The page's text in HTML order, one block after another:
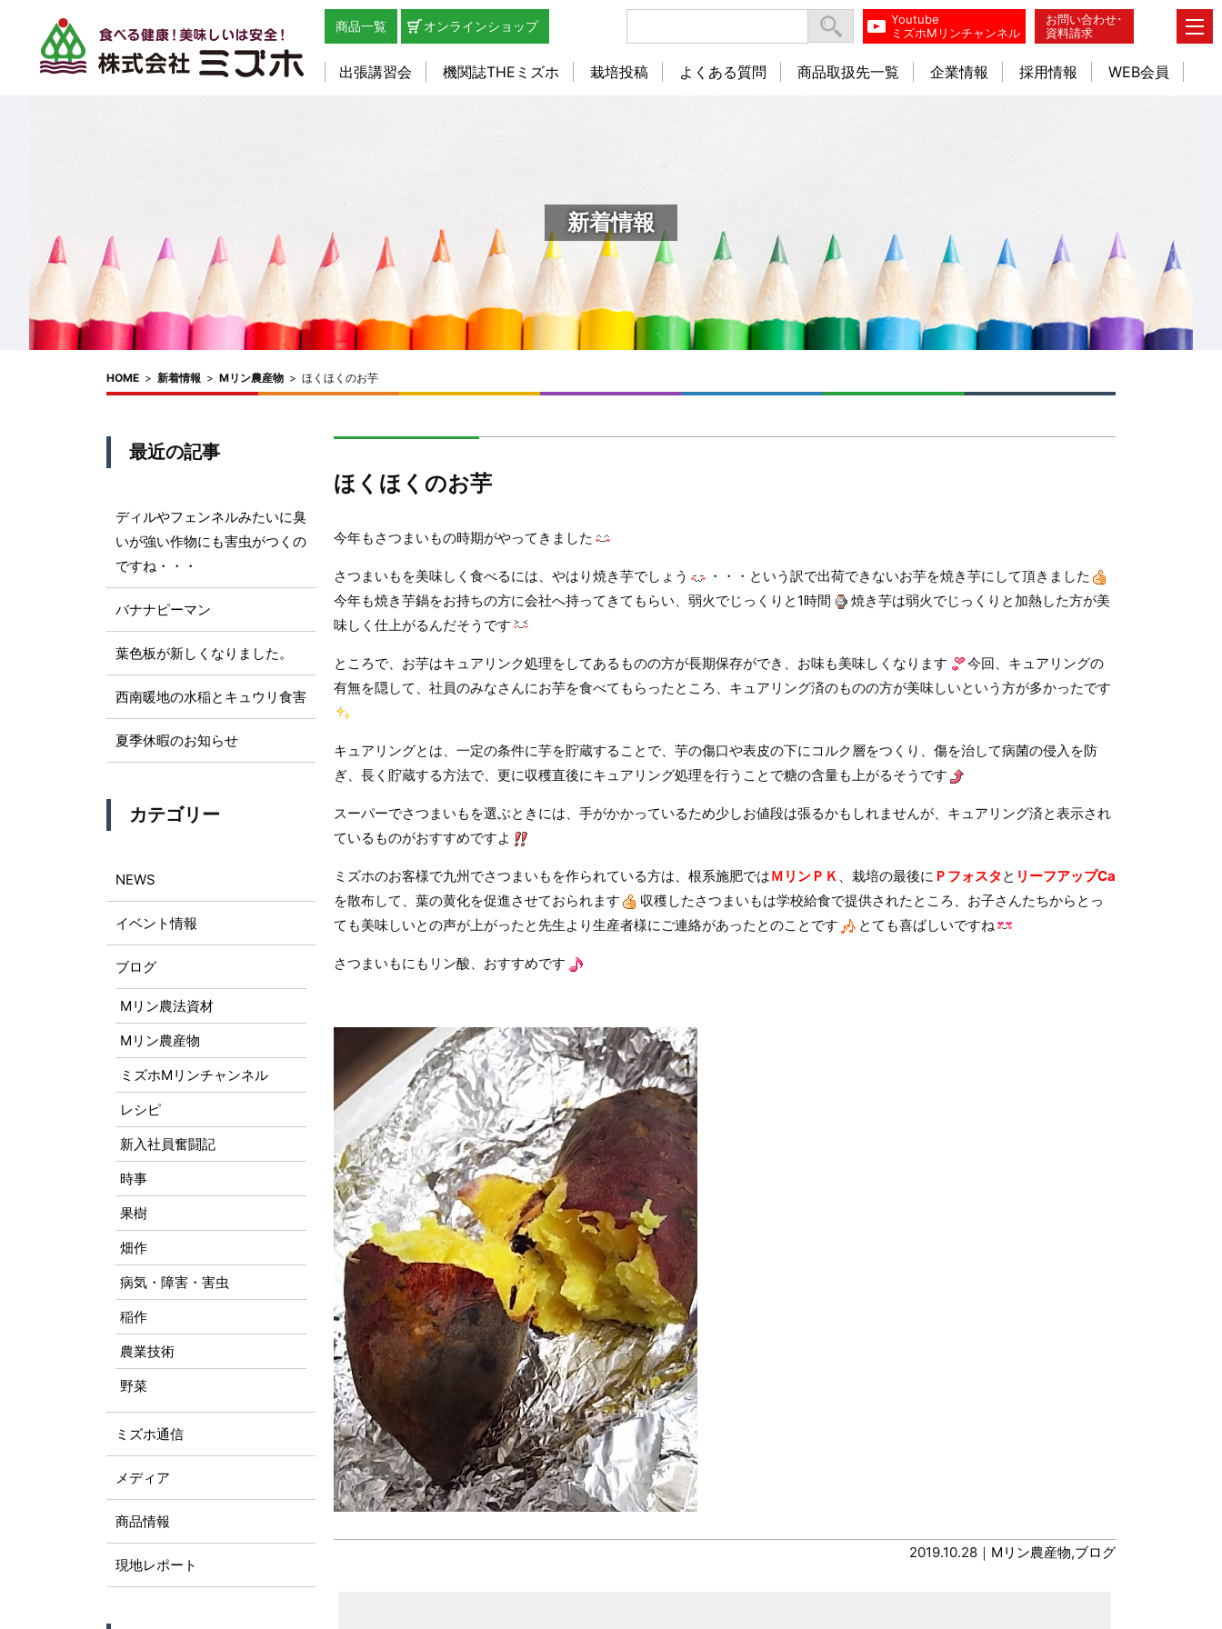
お問い合わせ･
資料請求
Youtube
ミズホMリンチャンネル
商品一覧 オンラインショップ
出張講習会 機関誌THEミズホ 栽培投稿 よくある質問 商品取扱先一覧 企業情報 採用情報 WEB会員
新着情報
HOME > 新着情報 > Mリン農産物 > ほくほくのお芋
ほくほくのお芋
今年もさつまいもの時期がやってきました
さつまいもを美味しく食べるには、やはり焼き芋でしょう
・・・という訳で出荷できないお芋を焼き芋にして頂きました
今年も焼き芋鍋をお持ちの方に会社へ持ってきてもらい、弱火でじっくりと1時間
焼き芋は弱火でじっくりと加熱した方が美
味しく仕上がるんだそうです
ところで、お芋はキュアリンク処理をしてあるものの方が長期保存ができ、お味も美味しくなります
今回、キュアリングの
有無を隠して、社員のみなさんにお芋を食べてもらったところ、キュアリング済のものの方が美味しいという方が多かったです
キュアリングとは、一定の条件に芋を貯蔵することで、芋の傷口や表皮の下にコルク層をつくり、傷を治して病菌の侵入を防
ぎ、長く貯蔵する方法で、更に収穫直後にキュアリング処理を行うことで糖の含量も上がるそうです
スーパーでさつまいもを選ぶときには、手がかかっているため少しお値段は張るかもしれませんが、キュアリング済と表示され
ているものがおすすめですよ
ミズホのお客様で九州でさつまいもを作られている方は、根系施肥ではＭリンＰＫ 、栽培の最後に Ｐフォスタ と リーフアップCa
を散布して、葉の黄化を促進させておられます
収穫したさつまいもは学校給食で提供されたところ、お子さんたちからとっ
ても美味しいとの声が上がったと先生より生産者様にご連絡があったとのことです
とても喜ばしいですね
さつまいもにもリン酸、おすすめです
2019.10.28｜ Mリン農産物,ブログ
最近の記事
ディルやフェンネルみたいに臭
いが強い作物にも害虫がつくの
ですね・・・
バナナピーマン
葉色板が新しくなりました。
西南暖地の水稲とキュウリ食害
夏季休暇のお知らせ
カテゴリー
NEWS
イベント情報
ブログ
Mリン農法資材
Mリン農産物
ミズホMリンチャンネル
レシピ
新入社員奮闘記
時事
果樹
畑作
病気・障害・害虫
稲作
農業技術
野菜
ミズホ通信
メディア
商品情報
現地レポート